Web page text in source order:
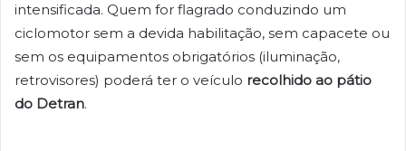
intensificada. Quem for flagrado conduzindo um
ciclomotor sem a devida habilitação, sem capacete ou
sem os equipamentos obrigatórios (iluminação,
retrovisores) poderá ter o veículo recolhido ao pátio
do Detran.